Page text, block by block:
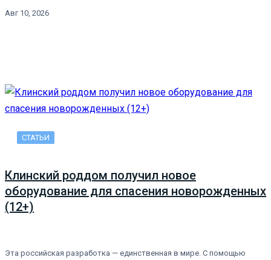
Авг 10, 2026
СТАТЬИ
Клинский роддом получил новое
оборудование для спасения новорожденных
(12+)
Эта российская разработка — единственная в мире. С помощью